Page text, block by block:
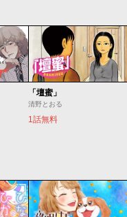
「壇蜜」
清野とおる
1話無料